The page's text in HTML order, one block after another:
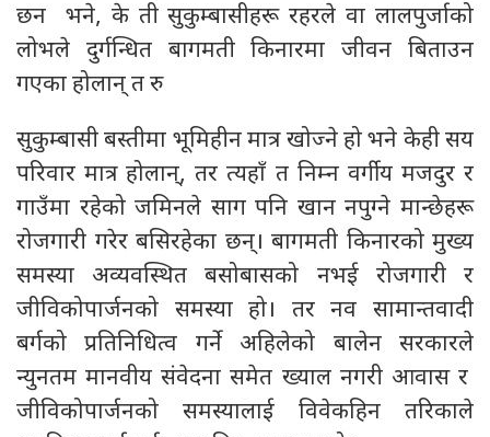
छन भने, के ती सुकुम्बासीहरू रहरले वा लालपुर्जाको
लोभले दुर्गन्धित बागमती किनारमा जीवन बिताउन
गएका होलान् त रु
सुकुम्बासी बस्तीमा भूमिहीन मात्र खोज्ने हो भने केही सय
परिवार मात्र होलान्, तर त्यहाँ त निम्न वर्गीय मजदुर र
गाउँमा रहेको जमिनले साग पनि खान नपुग्ने मान्छेहरू
रोजगारी गरेर बसिरहेका छन्। बागमती किनारको मुख्य
समस्या अव्यवस्थित बसोबासको नभई रोजगारी र
जीविकोपार्जनको समस्या हो। तर नव सामान्तवादी
बर्गको प्रतिनिधित्व गर्ने अहिलेको बालेन सरकारले
न्युनतम मानवीय संवेदना समेत ख्याल नगरी आवास र
जीविकोपार्जनको समस्यालाई विवेकहिन तरिकाले